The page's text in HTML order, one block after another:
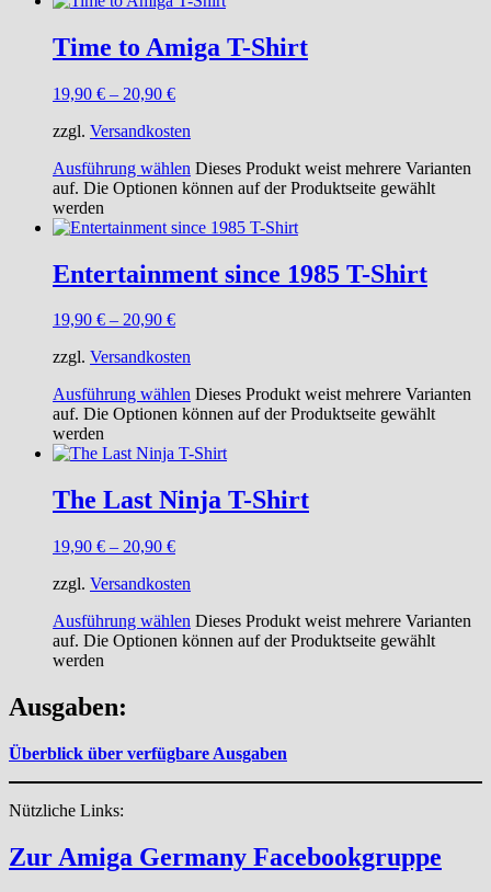
Time to Amiga T-Shirt
19,90 € – 20,90 €
zzgl. Versandkosten
Ausführung wählen Dieses Produkt weist mehrere Varianten
auf. Die Optionen können auf der Produktseite gewählt
werden
Entertainment since 1985 T-Shirt
19,90 € – 20,90 €
zzgl. Versandkosten
Ausführung wählen Dieses Produkt weist mehrere Varianten
auf. Die Optionen können auf der Produktseite gewählt
werden
The Last Ninja T-Shirt
19,90 € – 20,90 €
zzgl. Versandkosten
Ausführung wählen Dieses Produkt weist mehrere Varianten
auf. Die Optionen können auf der Produktseite gewählt
werden
Ausgaben:
Überblick über verfügbare Ausgaben
Nützliche Links:
Zur Amiga Germany Facebookgruppe